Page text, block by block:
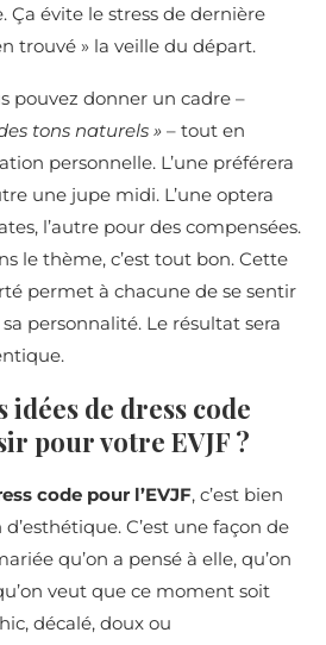
évite le stress de dernière
trouvé » la veille du départ.
pouvez donner un cadre –
tons naturels » – tout en
personnelle. L’une préférera
une jupe midi. L’une optera
l’autre pour des compensées.
le thème, c’est tout bon. Cette
permet à chacune de se sentir
sa personnalité. Le résultat sera
de dress code
pour votre EVJF ?
code pour l’EVJF, c’est bien
C’est une façon de
qu’on a pensé à elle, qu’on
veut que ce moment soit
décalé, doux ou